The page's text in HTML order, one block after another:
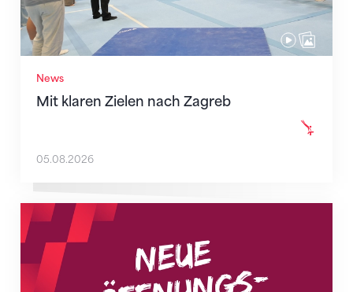
News
Mit klaren Zielen nach Zagreb
05.08.2026
Neue Empfangszeiten ab 1. August 2026